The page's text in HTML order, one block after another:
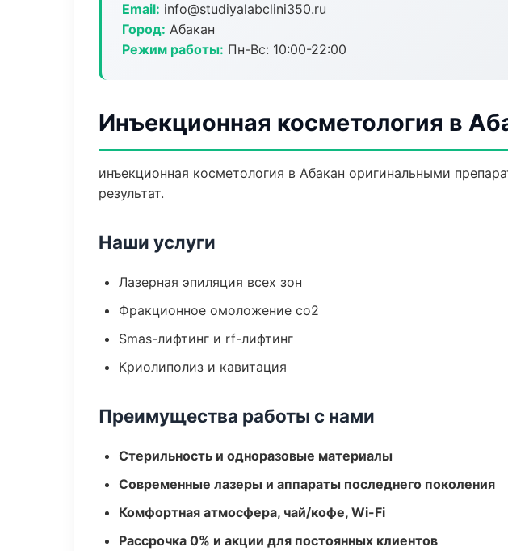
Email: info@studiyalabclini350.ru
Город: Абакан
Режим работы: Пн-Вс: 10:00-22:00
Инъекционная косметология в
инъекционная косметология в Абакан оригинальными
результат.
Наши услуги
Лазерная эпиляция всех зон
Фракционное омоложение co2
Smas-лифтинг и rf-лифтинг
Криолиполиз и кавитация
Преимущества работы с нами
Стерильность и одноразовые материалы
Современные лазеры и аппараты последнего поколения
Комфортная атмосфера, чай/кофе, Wi-Fi
Рассрочка 0% и акции для постоянных клиентов